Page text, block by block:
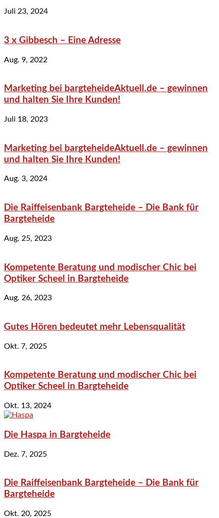
Juli 23, 2024
3 x Gibbesch – Eine Adresse
Aug. 9, 2022
Marketing bei bargteheideAktuell.de – gewinnen
und halten Sie Ihre Kunden!
Juli 18, 2023
Marketing bei bargteheideAktuell.de – gewinnen
und halten Sie Ihre Kunden!
Aug. 3, 2024
Die Raiffeisenbank Bargteheide – Die Bank für
Bargteheide
Aug. 25, 2023
Kompetente Beratung und modischer Chic bei
Optiker Scheel in Bargteheide
Aug. 26, 2023
Gutes Hören bedeutet mehr Lebensqualität
Okt. 7, 2025
Kompetente Beratung und modischer Chic bei
Optiker Scheel in Bargteheide
Okt. 13, 2024
Die Haspa in Bargteheide
Dez. 7, 2025
Die Raiffeisenbank Bargteheide – Die Bank für
Bargteheide
Okt. 20, 2025